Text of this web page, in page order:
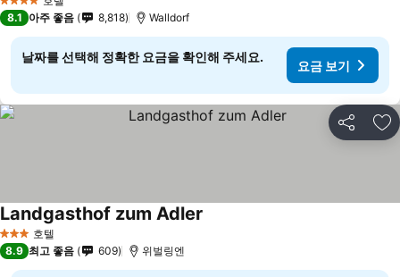
4 성급
8.1 아주 좋음 8,818 Walldorf
날짜를 선택해 정확한 요금을 확인해 주세요.
요금 보기
공유 즐
3 성급 호텔
Landgasthof zum Adler
8.9 최고 좋음 609 위벌링엔